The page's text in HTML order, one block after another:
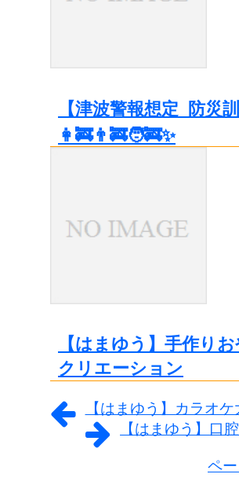
【津波警報想定_防災
👩‍🚒👨‍🚒🧑‍🚒✨
【はまゆう】手作り
クリエーション
【はまゆう】カラオケ
【はまゆう】口
ペ